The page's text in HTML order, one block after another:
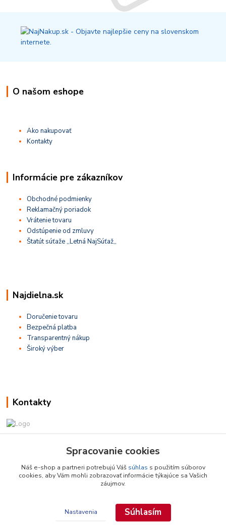
O našom eshope
Ako nakupovať
Kontakty
Informácie pre zákazníkov
Obchodné podmienky
Reklamačný poriadok
Vrátenie tovaru
Odstúpenie od zmluvy
Štatút súťaže ,,Letná NajSúťaž,,
Najdielna.sk
Doručenie tovaru
Bezpečná platba
Transparentný nákup
Široký výber
Kontakty
+421 948 436 444
info@najdielna.sk
Spracovanie cookies
Náš e-shop a partneri potrebujú Váš súhlas s použitím súborov
cookies, aby Vám mohli zobrazovať informácie týkajúce sa Vašich
záujmov.
Nastavenia Súhlasím